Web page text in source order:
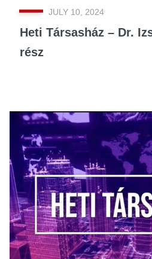
JULY 10, 2024
Heti Társasház – Dr.
rész